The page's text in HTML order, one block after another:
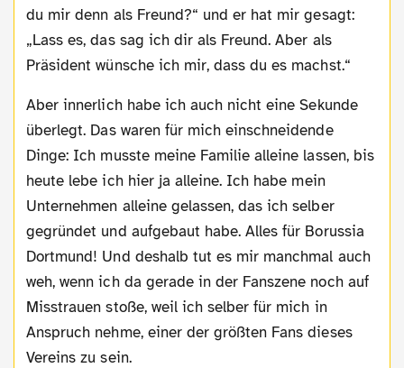
du mir denn als Freund?“ und er hat mir gesagt:
„Lass es, das sag ich dir als Freund. Aber als
Präsident wünsche ich mir, dass du es machst.“
Aber innerlich habe ich auch nicht eine Sekunde
überlegt. Das waren für mich einschneidende
Dinge: Ich musste meine Familie alleine lassen, bis
heute lebe ich hier ja alleine. Ich habe mein
Unternehmen alleine gelassen, das ich selber
gegründet und aufgebaut habe. Alles für Borussia
Dortmund! Und deshalb tut es mir manchmal auch
weh, wenn ich da gerade in der Fanszene noch auf
Misstrauen stoße, weil ich selber für mich in
Anspruch nehme, einer der größten Fans dieses
Vereins zu sein.